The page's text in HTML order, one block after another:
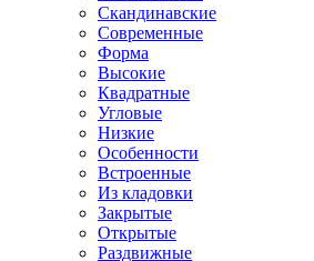
Скандинавские
Современные
Форма
Высокие
Квадратные
Угловые
Низкие
Особенности
Встроенные
Из кладовки
Закрытые
Открытые
Раздвижные